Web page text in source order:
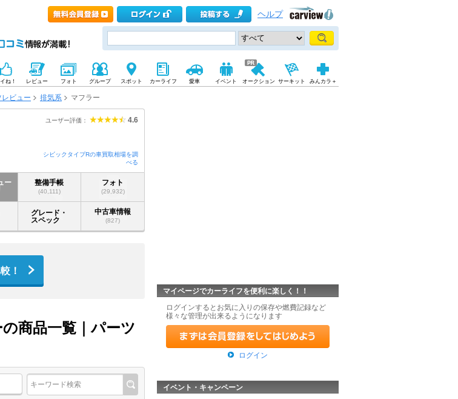
ヘルプ
ね！ レビュー フォト グループ スポット カーライフ 愛車 イベント オークション サーキット みんカラ＋
ビュー 排気系 マフラー
ユーザー評価： 4.6
シビックタイプRの車買取相場を調
べる
ー 整備手帳
(40,111)
フォト
(29,932)
グレード・
スペック
中古車情報
(827)
！
商品一覧｜パーツ
マイページでカーライフを便利に楽しく！！
ログインするとお気に入りの保存や燃費記録など
様々な管理が出来るようになります
ログイン
イベント・キャンペーン